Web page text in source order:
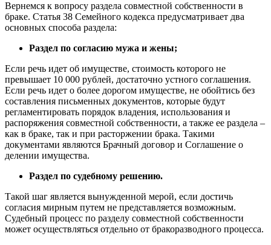
Вернемся к вопросу раздела совместной собственности в
браке. Статья 38 Семейного кодекса предусматривает два
основных способа раздела:
Раздел по согласию мужа и жены;
Если речь идет об имуществе, стоимость которого не
превышает 10 000 рублей, достаточно устного соглашения.
Если речь идет о более дорогом имуществе, не обойтись без
составления письменных документов, которые будут
регламентировать порядок владения, использования и
распоряжения совместной собственности, а также ее раздела –
как в браке, так и при расторжении брака. Такими
документами являются Брачный договор и Соглашение о
делении имущества.
Раздел по судебному решению.
Такой шаг является вынужденной мерой, если достичь
согласия мирным путем не представляется возможным.
Судебный процесс по разделу совместной собственности
может осуществляться отдельно от бракоразводного процесса.